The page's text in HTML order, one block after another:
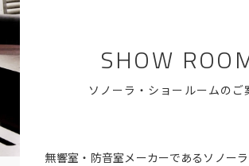
SHOW
ソノーラ・ショールームのご
無響室・防音室メーカーであるソノー